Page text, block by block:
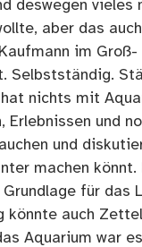
deswegen vieles
aber das
im Groß-
Selbstständig.
nichts mit
Erlebnissen und
und
machen
für das
könnte auch
Aquarium war